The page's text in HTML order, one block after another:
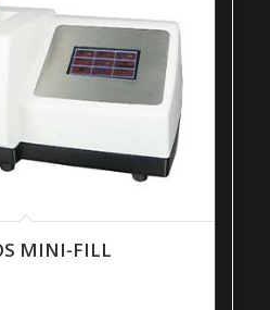
MINI-FILL